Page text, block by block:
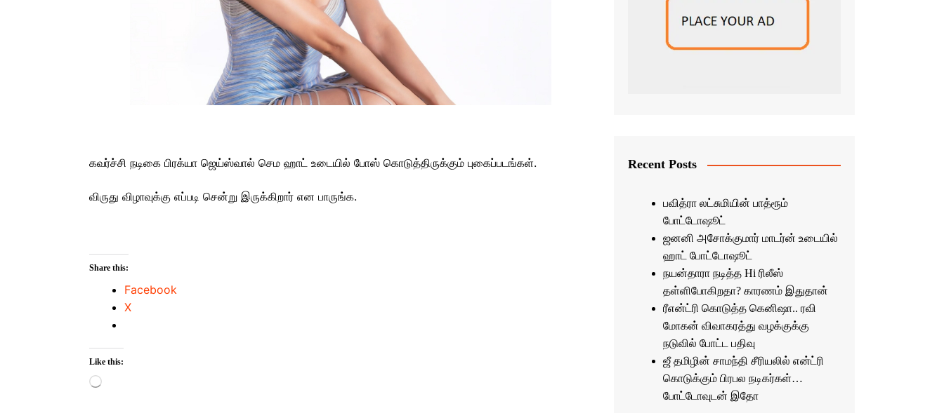
கவர்ச்சி நடிகை பிரக்யா ஜெய்ஸ்வால் செம ஹாட் உடையில் போஸ் கொடுத்திருக்கும் புகைப்படங்கள்.
விருது விழாவுக்கு எப்படி சென்று இருக்கிறார் என பாருங்க.
Share this:
Facebook
X
Like this:
Loading…
Recent Posts
பவித்ரா லட்சுமியின் பாத்ரூம்
போட்டோஷூட்
ஜனனி அசோக்குமார் மாடர்ன் உடையில்
ஹாட் போட்டோஷூட்
நயன்தாரா நடித்த Hi ரிலீஸ்
தள்ளிபோகிறதா? காரணம் இதுதான்
ரீஎன்ட்ரி கொடுத்த கெனிஷா.. ரவி
மோகன் விவாகரத்து வழக்குக்கு
நடுவில் போட்ட பதிவு
ஜீ தமிழின் சாமந்தி சீரியலில் என்ட்ரி
கொடுக்கும் பிரபல நடிகர்கள்…
போட்டோவுடன் இதோ